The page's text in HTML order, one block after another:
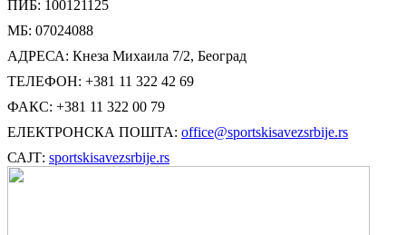
ПИБ: 100121125
МБ: 07024088
АДРЕСА: Кнеза Михаила 7/2, Београд
ТЕЛЕФОН: +381 11 322 42 69
ФАКС: +381 11 322 00 79
ЕЛЕКТРОНСКА ПОШТА: office@sportskisavezsrbije.rs
САЈТ: sportskisavezsrbije.rs